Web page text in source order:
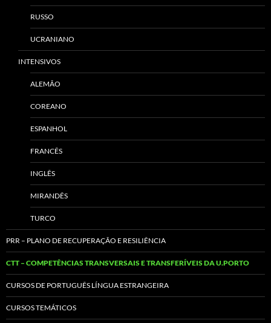
RUSSO
UCRANIANO
INTENSIVOS
ALEMÃO
COREANO
ESPANHOL
FRANCÊS
INGLÊS
MIRANDÊS
TURCO
PRR – PLANO DE RECUPERAÇÃO E RESILIÊNCIA
CTT – COMPETÊNCIAS TRANSVERSAIS E TRANSFERÍVEIS DA U.PORTO
CURSOS DE PORTUGUÊS LÍNGUA ESTRANGEIRA
CURSOS TEMÁTICOS